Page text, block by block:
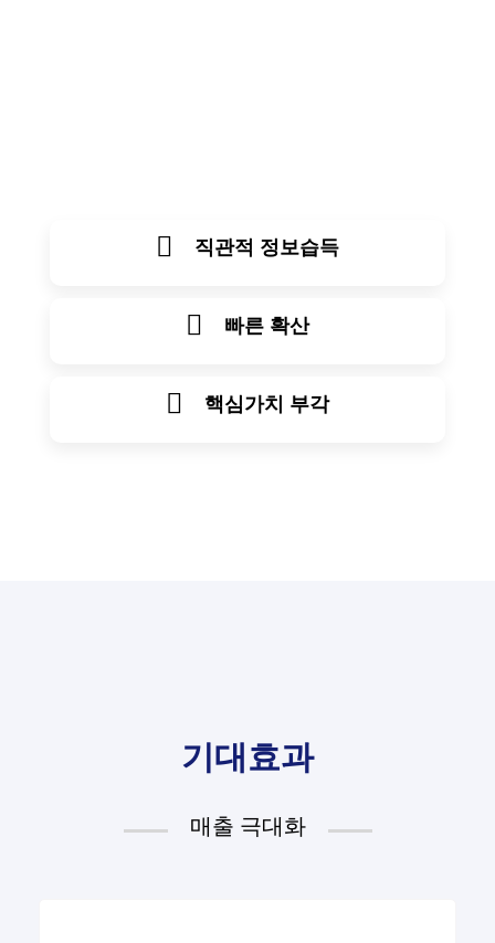
직관적 정보습득
빠른 확산
핵심가치 부각
기대효과
매출 극대화